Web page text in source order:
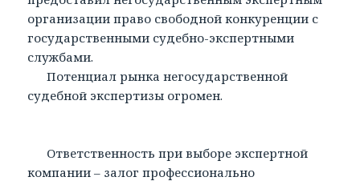
организации право свободной конкуренции с
государственными судебно-экспертными
службами.
Потенциал рынка негосударственной
судебной экспертизы огромен.
Ответственность при выборе экспертной
компании – залог профессионально